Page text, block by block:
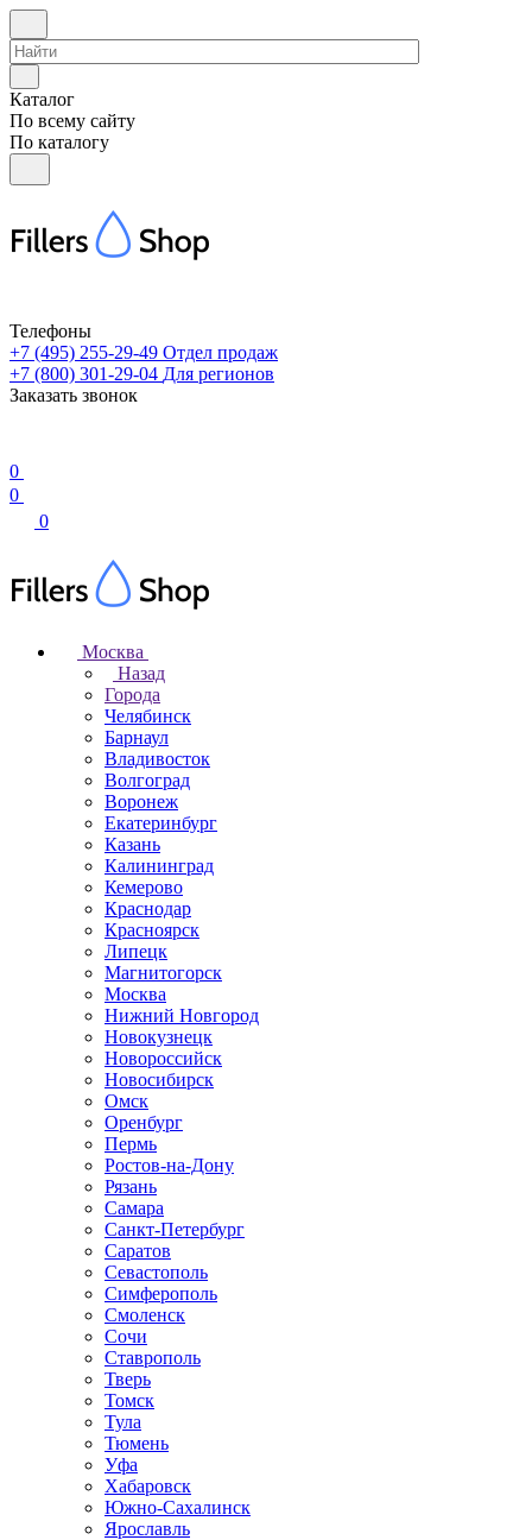
Каталог
По всему сайту
По каталогу
Телефоны
+7 (495) 255-29-49 Отдел продаж
+7 (800) 301-29-04 Для регионов
Заказать звонок
0
0
0
Москва
Назад
Города
Челябинск
Барнаул
Владивосток
Волгоград
Воронеж
Екатеринбург
Казань
Калининград
Кемерово
Краснодар
Красноярск
Липецк
Магнитогорск
Москва
Нижний Новгород
Новокузнецк
Новороссийск
Новосибирск
Омск
Оренбург
Пермь
Ростов-на-Дону
Рязань
Самара
Санкт-Петербург
Саратов
Севастополь
Симферополь
Смоленск
Сочи
Ставрополь
Тверь
Томск
Тула
Тюмень
Уфа
Хабаровск
Южно-Сахалинск
Ярославль